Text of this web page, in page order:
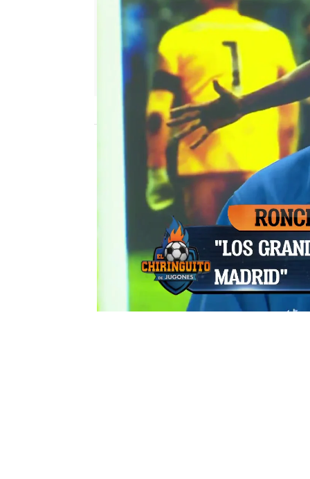
El Chiringuito
Madrid
Publicado:16 de septiembre de 2021,
Tomás Roncero Real Madrid